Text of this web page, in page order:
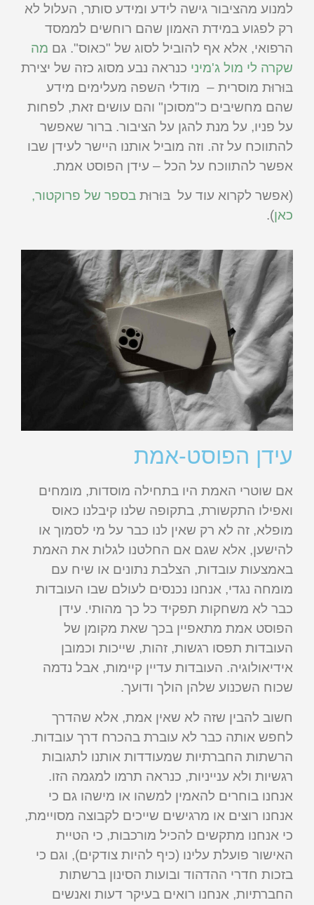
למנוע מהציבור גישה לידע ומידע סותר, העלול לא
רק לפגוע במידת האמון שהם רוחשים לממסד
הרפואי, אלא אף להוביל לסוג של "כאוס". גם מה
שקרה לי מול ג'מיני כנראה נבע מסוג כזה של יצירת
בּוּרוּת מוסרית – מודלי השפה מעלימים מידע
שהם מחשיבים כ"מסוכן" והם עושים זאת, לפחות
על פניו, על מנת להגן על הציבור. ברור שאפשר
להתווכח על זה. וזה מוביל אותנו היישר לעידן שבו
אפשר להתווכח על הכל – עידן הפוסט אמת.
(אפשר לקרוא עוד על בּוּרוּת בספר של פרוקטור,
כאן).
עידן הפוסט-אמת
אם שוטרי האמת היו בתחילה מוסדות, מומחים
ואפילו התקשורת, בתקופה שלנו קיבלנו כאוס
מופלא, זה לא רק שאין לנו כבר על מי לסמוך או
להישען, אלא שגם אם החלטנו לגלות את האמת
באמצעות עובדות, הצלבת נתונים או שיח עם
מומחה נגדי, אנחנו נכנסים לעולם שבו העובדות
כבר לא משחקות תפקיד כל כך מהותי. עידן
הפוסט אמת מתאפיין בכך שאת מקומן של
העובדות תפסו רגשות, זהות, שייכות וכמובן
אידיאולוגיה. העובדות עדיין קיימות, אבל נדמה
שכוח השכנוע שלהן הולך ודועך.
חשוב להבין שזה לא שאין אמת, אלא שהדרך
לחפש אותה כבר לא עוברת בהכרח דרך עובדות.
הרשתות החברתיות שמעודדות אותנו לתגובות
רגשיות ולא ענייניות, כנראה תרמו למגמה הזו.
אנחנו בוחרים להאמין למשהו או מישהו גם כי
אנחנו רוצים או מרגישים שייכים לקבוצה מסויימת,
כי אנחנו מתקשים להכיל מורכבות, כי הטיית
האישור פועלת עלינו (כיף להיות צודקים), וגם כי
בזכות חדרי ההדהוד ובועות הסינון ברשתות
החברתיות, אנחנו רואים בעיקר דעות ואנשים